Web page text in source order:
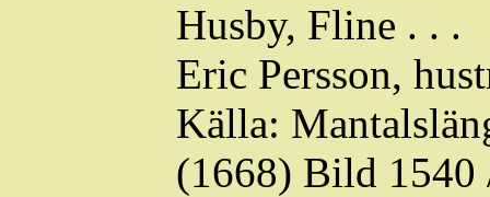
Husby, Fline . . .
Eric Persson,
Källa:
(1668) Bild